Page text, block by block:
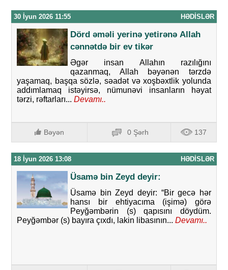
30 İyun 2026 11:55 HƏDISLƏR
Dörd әmәli yеrinә yеtirәnə Аllаh
cәnnәtdә bir еv tikәr
Əgər insan Allahın razılığını
qazanmaq, Allah bəyənən tərzdə
yaşamaq, başqa sözlə, səadət və xoşbəxtlik yolunda
addımlamaq istəyirsə, nümunəvi insanların həyat
tərzi, rəftarları... Devamı..
Bəyən 0 Şərh 137
18 İyun 2026 13:08 HƏDISLƏR
Üsamə bin Zeyd deyir:
Üsamə bin Zeyd deyir: “Bir gecə hər
hansı bir ehtiyacıma (işimə) görə
Peyğəmbərin (s) qapısını döydüm.
Peyğəmbər (s) bayıra çıxdı, lakin libasının... Devamı..